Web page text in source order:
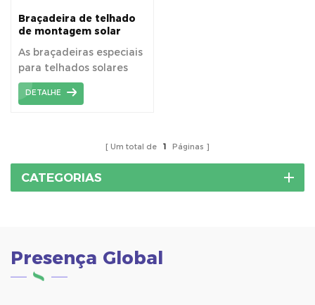
Braçadeira de telhado
de montagem solar
metal especial
As braçadeiras especiais
para telhados solares
fixam os painéis solares
diretamente em
DETALHE
Um total de 1 Páginas
CATEGORIAS
Presença Global